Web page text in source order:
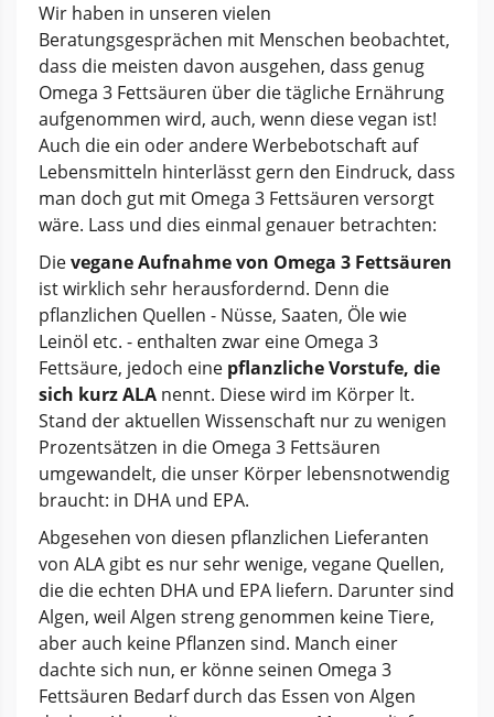
Wir haben in unseren vielen
Beratungsgesprächen mit Menschen beobachtet,
dass die meisten davon ausgehen, dass genug
Omega 3 Fettsäuren über die tägliche Ernährung
aufgenommen wird, auch, wenn diese vegan ist!
Auch die ein oder andere Werbebotschaft auf
Lebensmitteln hinterlässt gern den Eindruck, dass
man doch gut mit Omega 3 Fettsäuren versorgt
wäre. Lass und dies einmal genauer betrachten:
Dievegane Aufnahme von Omega 3 Fettsäuren
ist wirklich sehr herausfordernd. Denn die
pflanzlichen Quellen - Nüsse, Saaten, Öle wie
Leinöl etc. - enthalten zwar eine Omega 3
Fettsäure, jedoch eine pflanzliche Vorstufe, die
sich kurz ALA nennt. Diese wird im Körper lt.
Stand der aktuellen Wissenschaft nur zu wenigen
Prozentsätzen in die Omega 3 Fettsäuren
umgewandelt, die unser Körper lebensnotwendig
braucht: in DHA und EPA.
Abgesehen von diesen pflanzlichen Lieferanten
von ALA gibt es nur sehr wenige, vegane Quellen,
die die echten DHA und EPA liefern. Darunter sind
Algen, weil Algen streng genommen keine Tiere,
aber auch keine Pflanzen sind. Manch einer
dachte sich nun, er könne seinen Omega 3
Fettsäuren Bedarf durch das Essen von Algen